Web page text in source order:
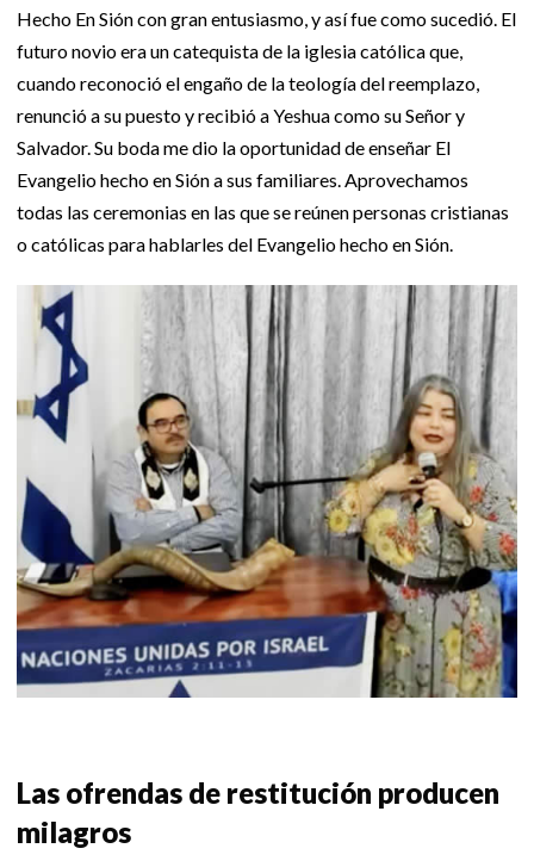
Hecho En Sión con gran entusiasmo, y así fue como sucedió. El
futuro novio era un catequista de la iglesia católica que,
cuando reconoció el engaño de la teología del reemplazo,
renunció a su puesto y recibió a Yeshua como su Señor y
Salvador. Su boda me dio la oportunidad de enseñar El
Evangelio hecho en Sión a sus familiares. Aprovechamos
todas las ceremonias en las que se reúnen personas cristianas
o católicas para hablarles del Evangelio hecho en Sión.
Las ofrendas de restitución producen
milagros